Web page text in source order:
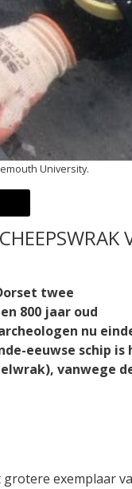
University.
twee
800 jaar oud
nu
eeuwse schip is
vanwege
grotere exemplaar